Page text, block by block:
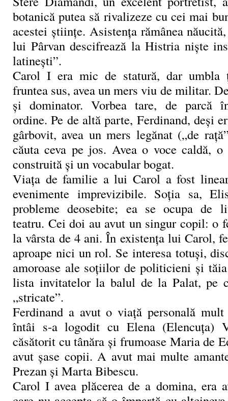
botanică putea să rivalizeze cu cei mai
acestei ştiinţe. Asistenţa rămânea
lui Pârvan descifrează la Histria nişte
latineşti”.
Carol I era mic de statură, dar umbla
fruntea sus, avea un mers viu de militar.
şi dominator. Vorbea tare, de parcă
ordine. Pe de altă parte, Ferdinand, deşi
gârbovit, avea un mers legănat („de
căuta ceva pe jos. Avea o voce caldă,
construită şi un vocabular bogat.
Viaţa de familie a lui Carol a fost
evenimente imprevizibile. Soţia sa,
probleme deosebite; ea se ocupa de
teatru. Cei doi au avut un singur copil: o
la vârsta de 4 ani. În existenţa lui Carol,
aproape nici un rol. Se interesa totuşi,
amoroase ale soţiilor de politicieni şi
lista invitatelor la balul de la Palat, pe
„stricate”.
Ferdinand a avut o viaţă personală
întâi s-a logodit cu Elena (Elencuţa)
căsătorit cu tânăra şi frumoase Maria de
avut şase copii. A avut mai multe
Prezan şi Marta Bibescu.
Carol I avea plăcerea de a domina, era